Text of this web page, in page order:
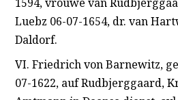
Luebz 06-07-1654, dr. van
Daldorf.
VI. Friedrich von Barnewitz,
07-1622, auf Rudbjerggaard,